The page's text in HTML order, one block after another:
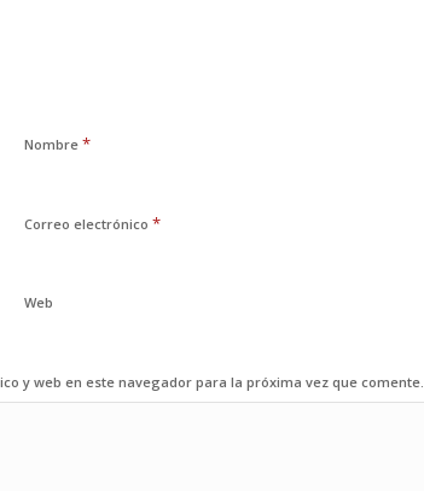
Nombre *
Correo electrónico *
Web
y web en este navegador para la próxima vez que comente.